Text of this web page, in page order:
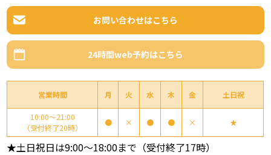
お問い合わせはこちら
24時間web予約はこちら
営業時間 月 火 水 木 金 土日祝
10:00～21:00
（受付終了20時）
● × ● ● × ★
★土日祝日は9:00～18:00まで（受付終了17時）